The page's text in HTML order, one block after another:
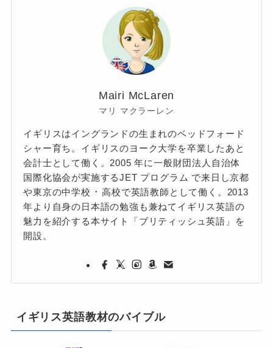
Mairi McLaren
マリ マクラーレン
イギリスはイングランドの生まれのベッドフォード
シャー育ち。イギリスのヨーク大学を卒業したあと
会計士として働く。2005 年に一般財団法人自治体
国際化協会が実施するJET プログラム で来日し京都
や東京の中学校 ･ 高校で英語教師として働く。2013
年より自身の日本語の勉強も兼ねてイギリス英語の
魅力を紹介する本サイト「ブリティッシュ英語」を
開設。
イギリス英語教材のバイブル